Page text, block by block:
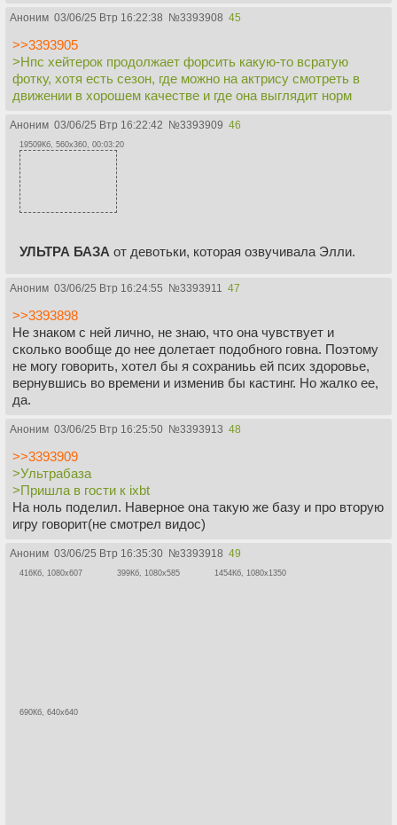
Аноним 03/06/25 Втр 16:22:38 №3393908 45
>>3393905
>Нпс хейтерок продолжает форсить какую-то всратую
фотку, хотя есть сезон, где можно на актрису смотреть в
движении в хорошем качестве и где она выглядит норм
Аноним 03/06/25 Втр 16:22:42 №3393909 46
19509Кб, 560x360, 00:03:20
УЛЬТРА БАЗА от девотьки, которая озвучивала Элли.
Аноним 03/06/25 Втр 16:24:55 №3393911 47
>>3393898
Не знаком с ней лично, не знаю, что она чувствует и
сколько вообще до нее долетает подобного говна. Поэтому
не могу говорить, хотел бы я сохраниьь ей псих здоровье,
вернувшись во времени и изменив бы кастинг. Но жалко ее,
да.
Аноним 03/06/25 Втр 16:25:50 №3393913 48
>>3393909
>Ультрабаза
>Пришла в гости к ixbt
На ноль поделил. Наверное она такую же базу и про вторую
игру говорит(не смотрел видос)
Аноним 03/06/25 Втр 16:35:30 №3393918 49
416Кб, 1080x607 399Кб, 1080x585 1454Кб, 1080x1350
690Кб, 640x640